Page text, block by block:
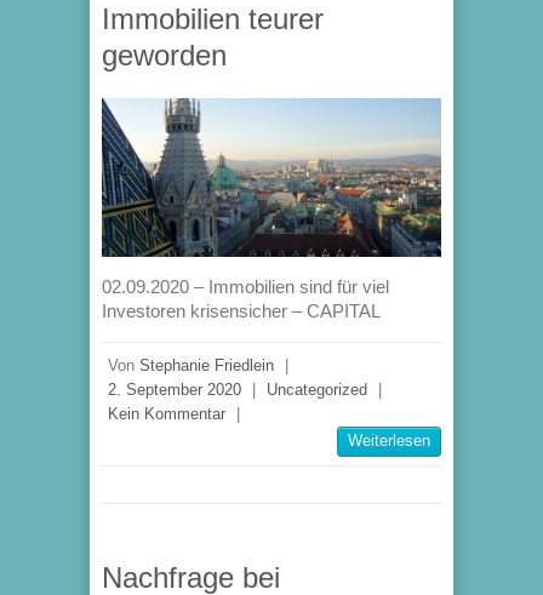
Immobilien teurer
geworden
02.09.2020 – Immobilien sind für viel
Investoren krisensicher – CAPITAL
Von Stephanie Friedlein
2. September 2020
Uncategorized
Kein Kommentar
Weiterlesen
Nachfrage bei